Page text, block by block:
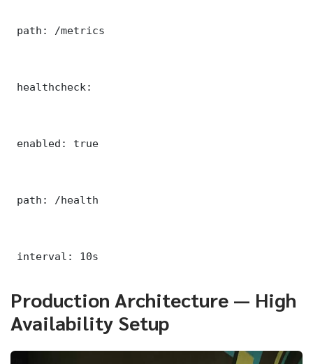
path: /metrics
healthcheck:
enabled: true
path: /health
interval: 10s
Production Architecture — High
Availability Setup